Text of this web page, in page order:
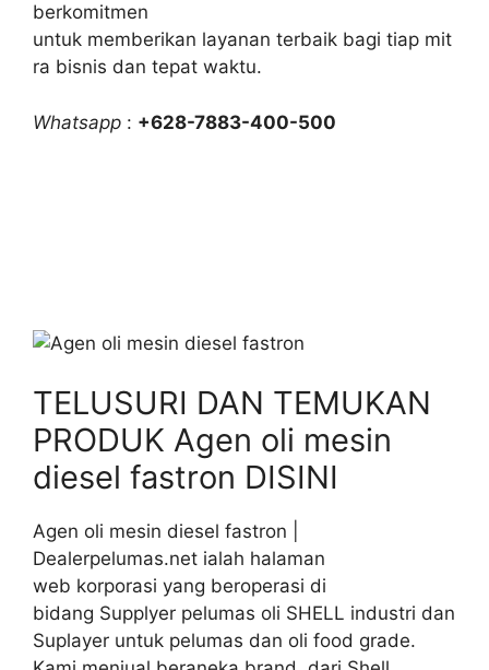
berkomitmen
untuk memberikan layanan terbaik bagi tiap mit
ra bisnis dan tepat waktu.
Whatsapp : +628-7883-400-500
TELUSURI DAN TEMUKAN
PRODUK Agen oli mesin
diesel fastron DISINI
Agen oli mesin diesel fastron |
Dealerpelumas.net ialah halaman
web korporasi yang beroperasi di
bidang Supplyer pelumas oli SHELL industri dan
Suplayer untuk pelumas dan oli food grade.